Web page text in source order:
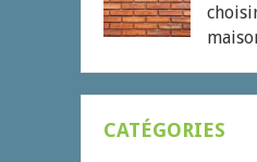
CATÉGORIES